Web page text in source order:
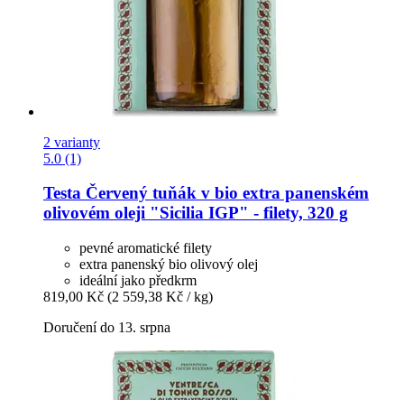
2 varianty
5.0 (1)
Testa Červený tuňák v bio extra panenském
olivovém oleji "Sicilia IGP" -​ filety, 320 g
pevné aromatické filety
extra panenský bio olivový olej
ideální jako předkrm
819,00 Kč (2 559,38 Kč / kg)
Doručení do 13. srpna